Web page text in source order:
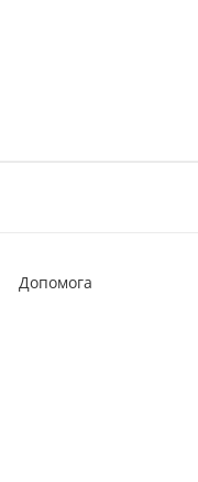
Допомога